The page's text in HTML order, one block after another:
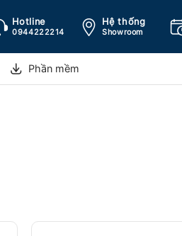
Hotline
0944222214
Hệ thống
Showroom
Phần mềm